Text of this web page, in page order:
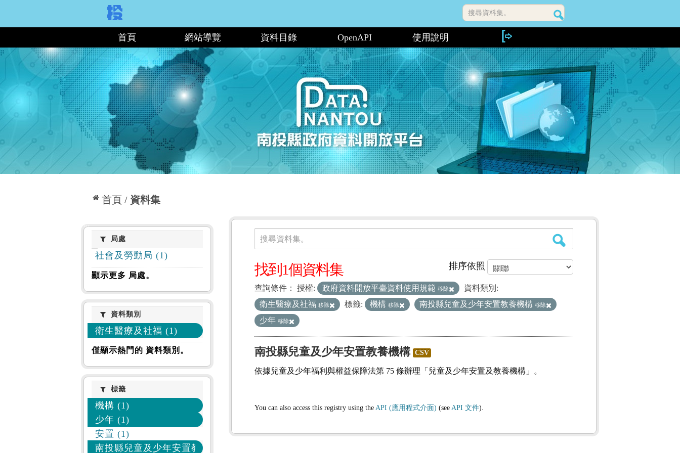
搜尋資料集。
首頁 網站導覽 資料目錄 OpenAPI 使用說明
首頁 資料集
局處局處
社會及勞動局 (1)
顯示更多 局處。
資料類別
資料類別
衛生醫療及社福 (1)
僅顯示熱門的 資料類別。
標籤標籤
機構 (1)
少年 (1)
安置 (1)
南投縣兒童及少年安置教養機構 (1)
資料集
搜尋資料集。
排序依照
找到1個資料集
查詢條件： 授權: 政府資料開放平臺資料使用規範 移除
資料類別:
衛生醫療及社福 移除 標籤: 機構 移除 南投縣兒童及少年安置教養機構 移除
少年 移除
南投縣兒童及少年安置教養機構 CSV
依據兒童及少年福利與權益保障法第 75 條辦理「兒童及少年安置及教養機構」。
You can also access this registry using the API (應用程式介面) (see API 文件).